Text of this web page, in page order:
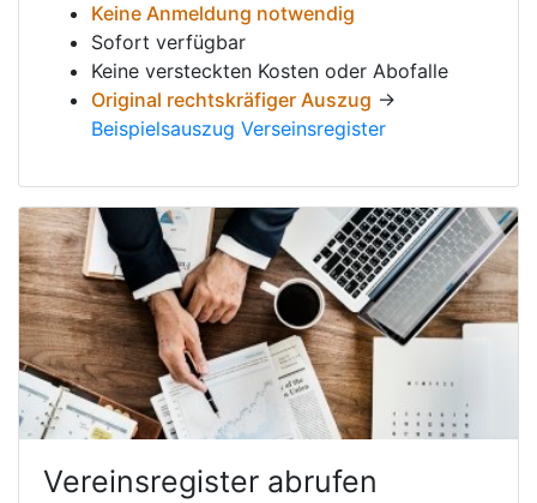
Keine Anmeldung notwendig
Sofort verfügbar
Keine versteckten Kosten oder Abofalle
Original rechtskräfiger Auszug →
Beispielsauszug Verseinsregister
Vereinsregister abrufen